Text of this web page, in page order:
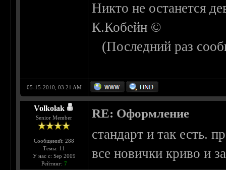
Никто не останется
К.Кобейн ©
(Последний раз
05-15-2010, 03:21 AM
Volkolak
Senior Member
Сообщений: 288
Темы: 11
У нас с: Sep 2009
Рейтинг: 7
RE: Оформление
стандарт и так
все новички криво и